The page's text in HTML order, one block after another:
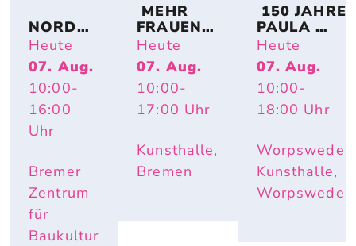
NORDSE
E IM
UMBAU
– A
TOPOGR
APHY
OF
CHANGE
Heute
07. Aug.
10:00-
16:00
Uhr
Bremer
Zentrum
für
Baukultur
MEHR
FRAUEN!
BREMER
KÜNSTLE
RINNEN
AUF
PAPIER
Heute
07. Aug.
10:00-
17:00 Uhr
Kunsthalle,
Bremen
150 JAHRE
PAULA
MODERSO
HN-
BECKER:
IMPULS
PAULA –
LONGEVIAL
Heute
07. Aug.
10:00-
18:00 Uhr
Worpsweder
Kunsthalle,
Worpswede